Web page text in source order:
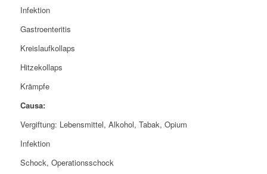
Infektion
Gastroenteritis
Kreislaufkollaps
Hitzekollaps
Krämpfe
Causa:
Vergiftung: Lebensmittel, Alkohol, Tabak, Opium
Infektion
Schock, Operationsschock